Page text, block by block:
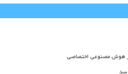
هوش مصنوعی اختصاصی